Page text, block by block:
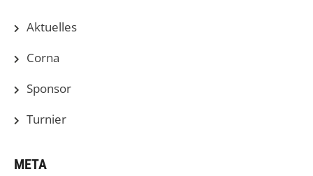
Aktuelles
Corna
Sponsor
Turnier
META